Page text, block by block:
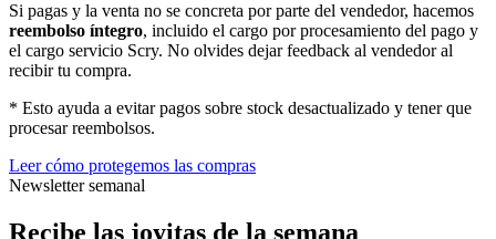
Si pagas y la venta no se concreta por parte del vendedor, hacemos
reembolso íntegro, incluido el cargo por procesamiento del pago y
el cargo servicio Scry. No olvides dejar feedback al vendedor al
recibir tu compra.
* Esto ayuda a evitar pagos sobre stock desactualizado y tener que
procesar reembolsos.
Leer cómo protegemos las compras
Newsletter semanal
Recibe las joyitas de la semana